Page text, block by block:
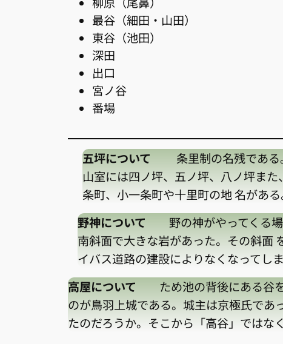
最谷（細田・山田）
東谷（池田）
深田
出口
宮ノ谷
番場
五坪について 条里制の名残である。
山室には四ノ坪、五ノ坪、八ノ坪ま
条町、小一条町や十里町の地 名がある
野神について 野の神がやってくる場
南斜面で大きな岩があった。その斜面
イバス道路の建設によりなくなってしま
高屋について ため池の背後にある谷を
のが鳥羽上城である。城主は京極氏であ
たのだろうか。そこから「高谷」ではな